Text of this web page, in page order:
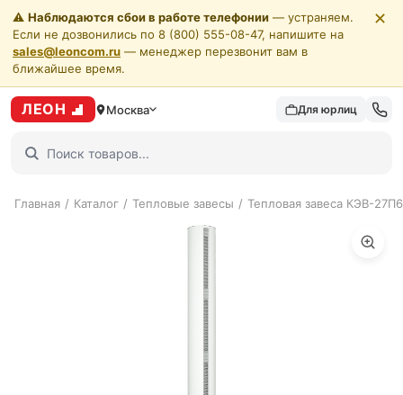
⚠️ Наблюдаются сбои в работе телефонии — устраняем.
Если не дозвонились по 8 (800) 555-08-47, напишите на
sales@leoncom.ru — менеджер перезвонит вам в
ближайшее время.
✕
ЛЕОН Москва Для юрлиц
Главная / Каталог / Тепловые завесы / Тепловая завеса КЭВ-